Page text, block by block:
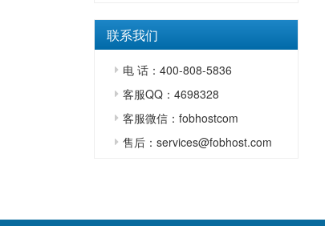
联系我们
电 话：400-808-5836
客服QQ：4698328
客服微信：fobhostcom
售后：services@fobhost.com